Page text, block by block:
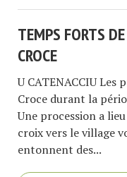
TEMPS FORTS
CROCE
U CATENACCIU Les
Croce durant la
Une procession a
croix vers le village
entonnent des...